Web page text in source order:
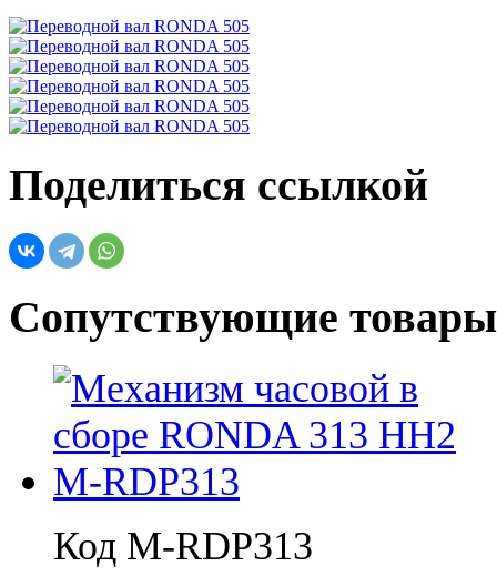
Поделиться ссылкой
Сопутствующие товары
Код M-RDP313